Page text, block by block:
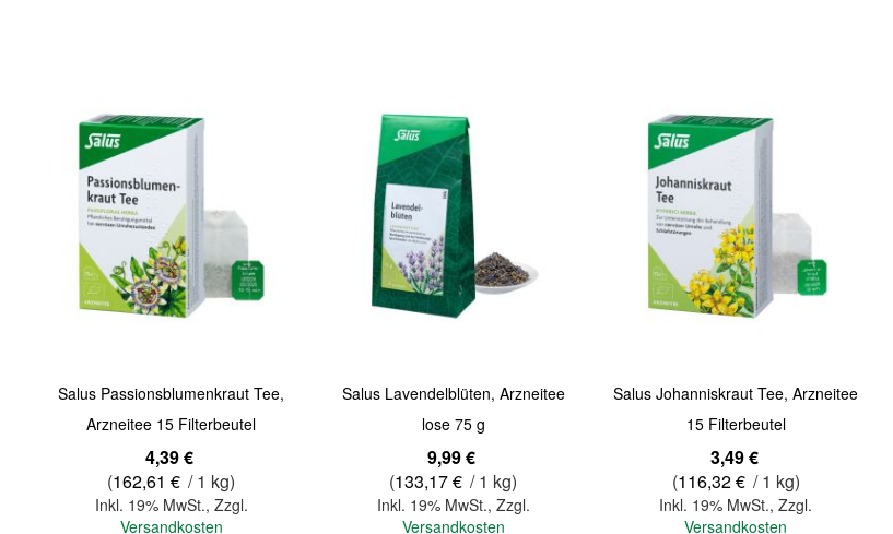
Quickview Quickview Quickview
Salus Passionsblumenkraut Tee,
Arzneitee 15 Filterbeutel
4,39 €
(162,61 € / 1 kg)
Inkl. 19% MwSt., Zzgl.
Versandkosten
Salus Lavendelblüten, Arzneitee
lose 75 g
9,99 €
(133,17 € / 1 kg)
Inkl. 19% MwSt., Zzgl.
Versandkosten
Salus Johanniskraut Tee, Arzneitee
15 Filterbeutel
3,49 €
(116,32 € / 1 kg)
Inkl. 19% MwSt.,Zzgl.
Versandkosten